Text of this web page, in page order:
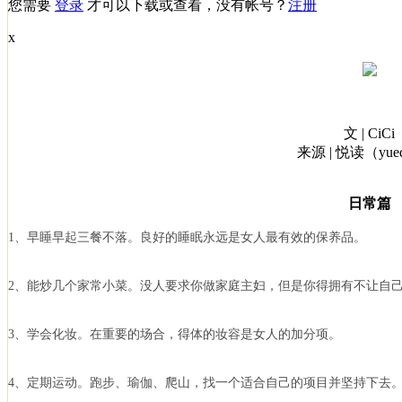
您需要 登录 才可以下载或查看，没有帐号？ 注册
x
文 | CiCi
来源 | 悦读（
日常篇
1、早睡早起三餐不落。良好的睡眠永远是女人最有效的保养品。
2、能炒几个家常小菜。没人要求你做家庭主妇，但是你得拥有不让自
3、学会化妆。在重要的场合，得体的妆容是女人的加分项。
4、定期运动。跑步、瑜伽、爬山，找一个适合自己的项目并坚持下去。